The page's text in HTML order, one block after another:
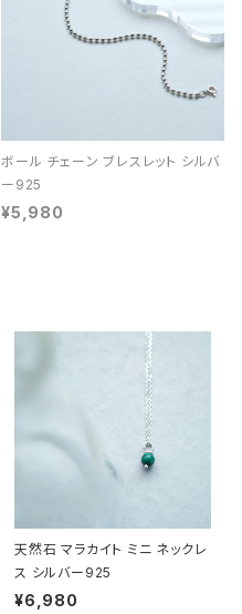
ボール チェーン ブレスレット シルバ
ー925
¥5,980
天然石 マラカイト ミニ ネックレ
ス シルバー925
¥6,980